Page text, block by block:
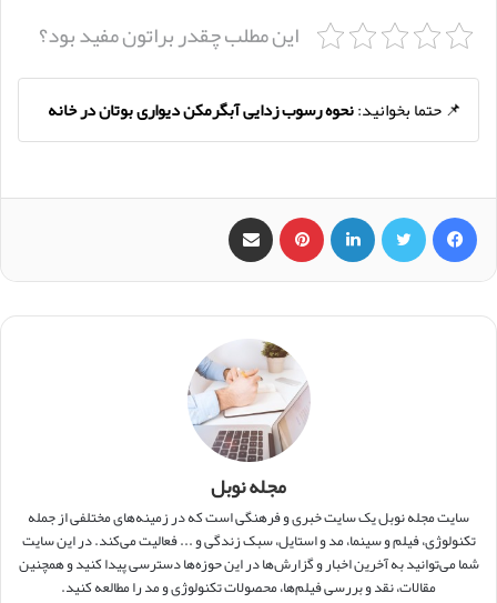
این مطلب چقدر براتون مفید بود؟
📌 حتما بخوانید:نحوه رسوب زدایی آبگرمکن دیواری بوتان در خانه
‫پین‌ترست
مجله نوبل
سایت مجله نوبل یک سایت خبری و فرهنگی است که در زمینه‌های مختلفی از جمله
تکنولوژی، فیلم و سینما، مد و استایل، سبک زندگی و ... فعالیت می‌کند. در این سایت
شما می‌توانید به آخرین اخبار و گزارش‌ها در این حوزه‌ها دسترسی پیدا کنید و همچنین
مقالات، نقد و بررسی فیلم‌ها، محصولات تکنولوژی و مد را مطالعه کنید.